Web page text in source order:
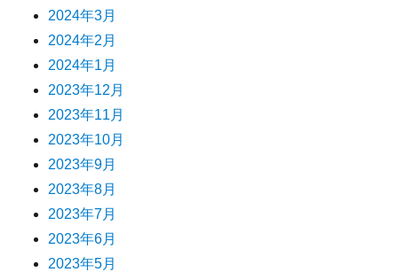
2024年3月
2024年2月
2024年1月
2023年12月
2023年11月
2023年10月
2023年9月
2023年8月
2023年7月
2023年6月
2023年5月